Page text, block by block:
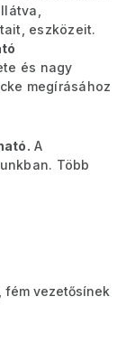
eszközeit.
és nagy
megírásához
A
Több
fém vezetősínek